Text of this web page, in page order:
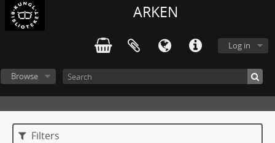
ARKEN
Log in
Browse
Filters